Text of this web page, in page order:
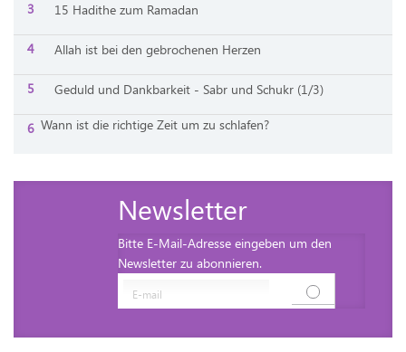
15 Hadithe zum Ramadan
Allah ist bei den gebrochenen Herzen
Geduld und Dankbarkeit - Sabr und Schukr (1/3)
Wann ist die richtige Zeit um zu schlafen?
Newsletter
Bitte E-Mail-Adresse eingeben um den
Newsletter zu abonnieren.